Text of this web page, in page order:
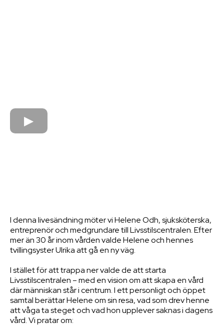
I denna livesändning möter vi Helene Odh, sjuksköterska,
entreprenör och medgrundare till Livsstilscentralen. Efter
mer än 30 år inom vården valde Helene och hennes
tvillingsyster Ulrika att gå en ny väg.
I stället för att trappa ner valde de att starta
Livsstilscentralen – med en vision om att skapa en vård
där människan står i centrum. I ett personligt och öppet
samtal berättar Helene om sin resa, vad som drev henne
att våga ta steget och vad hon upplever saknas i dagens
vård. Vi pratar om: